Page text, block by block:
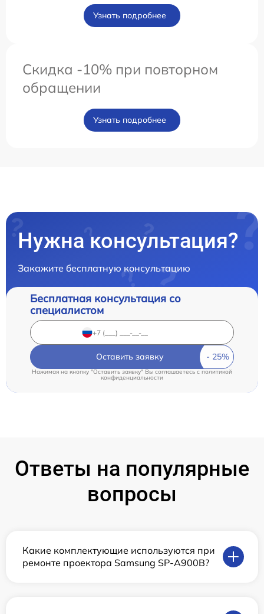
Узнать подробнее
Скидка -10% при повторном
обращении
Узнать подробнее
Нужна консультация?
Закажите бесплатную консультацию
Бесплатная консультация со
специалистом
Оставить заявку
Нажимая на кнопку "Оставить заявку" Вы соглашаетесь c политикой
конфиденциальности
Ответы на популярные
вопросы
Какие комплектующие используются при
ремонте проектора Samsung SP-A900B?